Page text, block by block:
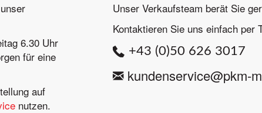
6.30 Uhr
für eine
auf
nutzen.
Unser Verkaufsteam berät Sie
Kontaktieren Sie uns einfach per
+43 (0)50 626 3017
kundenservice@pkm-